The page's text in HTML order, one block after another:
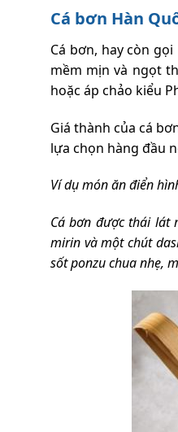
Cá bơn Hàn
Cá bơn, hay còn
mềm mịn và ngọt
hoặc áp chảo kiểu
Giá thành của cá
lựa chọn hàng đầu
Ví dụ món ăn điển
Cá bơn được thái lát
mirin và một chút
sốt ponzu chua nhẹ,